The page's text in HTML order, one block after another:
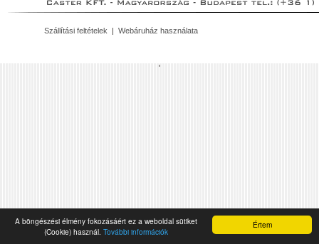
Értem
A böngészési élmény fokozásáért ez a weboldal sütiket
(Cookie) használ. További információk
Szállítási feltételek | Webáruház használata
'